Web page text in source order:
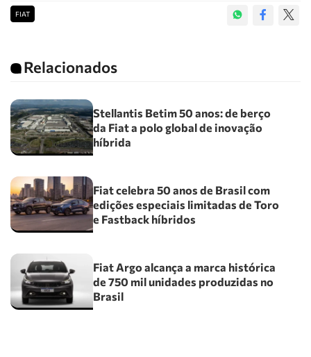
FIAT
Relacionados
Stellantis Betim 50 anos: de berço
da Fiat a polo global de inovação
híbrida
Fiat celebra 50 anos de Brasil com
edições especiais limitadas de Toro
e Fastback híbridos
Fiat Argo alcança a marca histórica
de 750 mil unidades produzidas no
Brasil